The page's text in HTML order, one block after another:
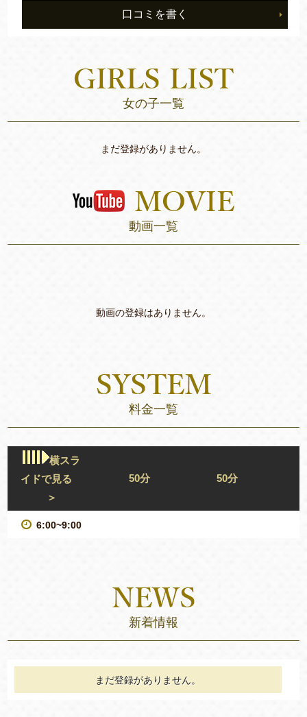
口コミを書く
女の子一覧
まだ登録がありません。
動画一覧
動画の登録はありません。
料金一覧
横スラ
イドで見る
＞
50分 50分
6:00~9:00
新着情報
まだ登録がありません。